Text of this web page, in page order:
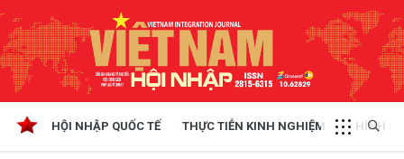
HỘI NHẬP QUỐC TẾ THỰC TIỄN KINH NGHIỆM CHÍNH